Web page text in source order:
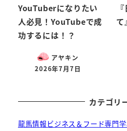
YouTuberになりたい
人必見！YouTubeで成
功するには！？
アヤキン
投稿日
2026年7月7日
て
カテゴリ
龍馬情報ビジネス＆フード専門